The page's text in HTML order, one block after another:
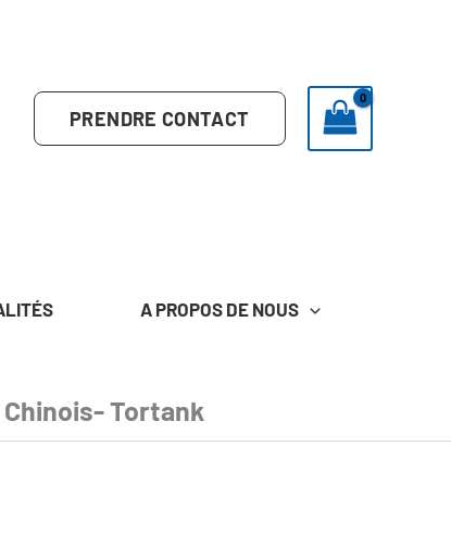
PRENDRE CONTACT
A PROPOS DE NOUS
Tortank